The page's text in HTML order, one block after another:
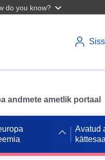
do you know?
andmete ametlik portaal
Avatud